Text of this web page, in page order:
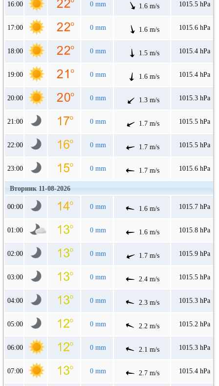
16:00 0 mm 1.6 m/s 1015.5 hPa
17:00 0 mm 1.6 m/s 1015.6 hPa
18:00 0 mm 1.5 m/s 1015.4 hPa
19:00 0 mm 1.6 m/s 1015.4 hPa
20:00 0 mm 1.3 m/s 1015.3 hPa
21:00 0 mm 1.7 m/s 1015.5 hPa
22:00 0 mm 1.7 m/s 1015.5 hPa
23:00 0 mm 1.7 m/s 1015.6 hPa
Вторник 11-08-2026
00:00 0 mm 1.6 m/s 1015.7 hPa
01:00 0 mm 1.6 m/s 1015.8 hPa
02:00 0 mm 1.7 m/s 1015.9 hPa
03:00 0 mm 2.4 m/s 1015.5 hPa
04:00 0 mm 2.3 m/s 1015.3 hPa
05:00 0 mm 2.2 m/s 1015.2 hPa
06:00 0 mm 2.1 m/s 1015.3 hPa
07:00 0 mm 2.7 m/s 1015.4 hPa